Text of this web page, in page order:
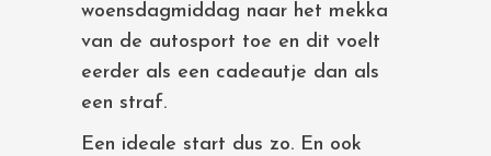
woensdagmiddag naar het mekka
van de autosport toe en dit voelt
eerder als een cadeautje dan als
een straf.
Een ideale start dus zo. En ook